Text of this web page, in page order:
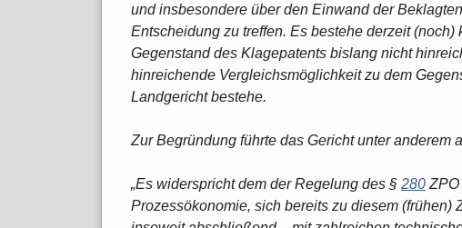
und insbesondere über den Einwand der
Entscheidung zu treffen. Es bestehe derzeit
Gegenstand des Klagepatents bislang nicht
hinreichende Vergleichsmöglichkeit zu dem
Landgericht bestehe.
Zur Begründung führte das Gericht unter anderem
„Es widerspricht dem der Regelung des § 280
Prozessökonomie, sich bereits zu diesem (frühen)